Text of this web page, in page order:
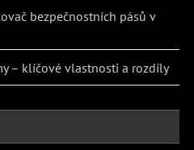
bezpečnostních pásů v
– klíčové vlastnosti a rozdíly